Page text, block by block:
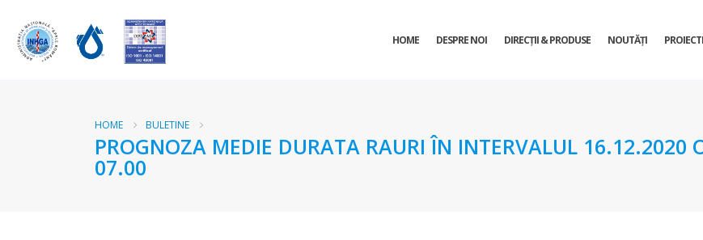
HOME DESPRE NOI DIRECŢII & PRODUSE NOUTĂȚI
HOME BULETINE
PROGNOZA MEDIE DURATA RAURI ÎN INTERVALUL 16.12.2020
07.00